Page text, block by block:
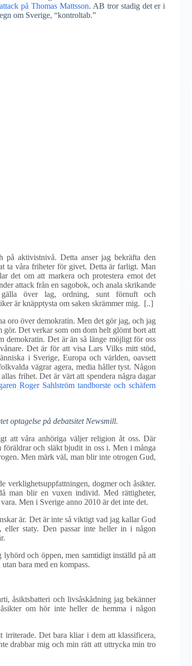
på Thomas Mattsson. AB tror stadig det er i
om Sverige, “kontroltab.”
på aktivistnivå. Detta anser jag bekräfta den
ta våra friheter för givet. Detta är farligt. Man
om att markera och protestera emot det
attack från en sagobok, och anala skrikande
över lag, ordning, sunt förnuft och
är knäpptysta om saken skrämmer mig. [..]
oro över demokratin. Men det gör jag, och jag
gör. Det verkar som om dom helt glömt bort att
demokratin. Det är än så länge möjligt för oss
Det är för att visa Lars Vilks mitt stöd,
i Sverige, Europa och världen, oavsett
vägrar agera, media håller tyst. Någon
frihet. Det är värt att spendera några dagar
Roger Sahlström tandborste och schäfern
optagelse på debatsitet Newsmill.
att våra anhöriga väljer religion åt oss. Där
och släkt bjudit in oss i. Men i många
Men märk väl, man blir inte otrogen Gud,
verklighetsuppfattningen, dogmer och åsikter.
man blir en vuxen individ. Med rättigheter,
Men i Sverige anno 2010 är det inte det.
är. Det är inte så viktigt vad jag kallar Gud
staty. Den passar inte heller in i någon
och öppen, men samtidigt inställd på att
bara med en kompass.
åsiktsbatteri och livsåskådning jag bekänner
om hör inte heller de hemma i någon
irriterade. Det bara kliar i dem att klassificera,
drabbar mig och min rätt att uttrycka min tro